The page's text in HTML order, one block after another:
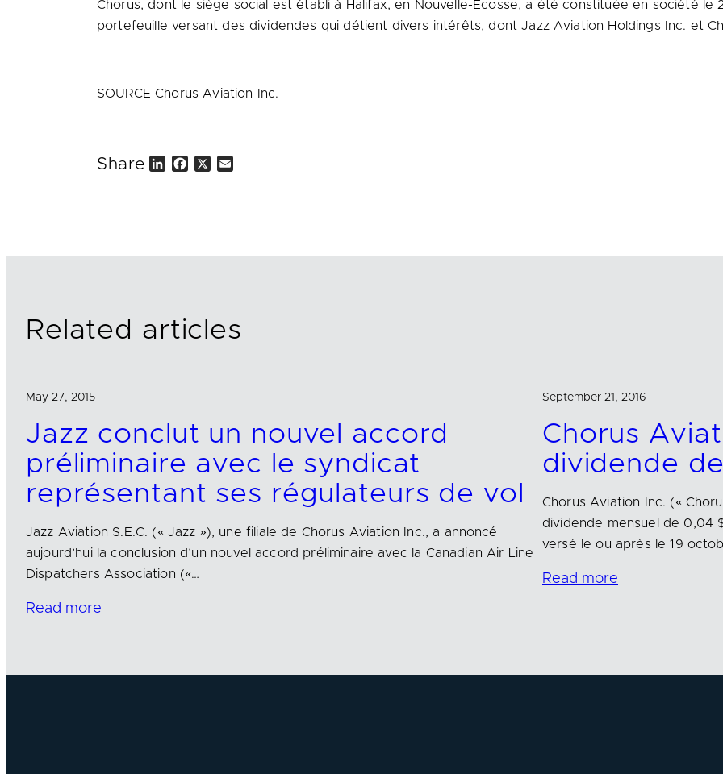
Chorus, dont le siège social est établi à Halifax, en Nouvelle-Écosse, a été constituée en société le
portefeuille versant des dividendes qui détient divers intérêts, dont Jazz Aviation Holdings Inc. et
SOURCE Chorus Aviation Inc.
Share
Related articles
May 27, 2015
Jazz conclut un nouvel accord
préliminaire avec le syndicat
représentant ses régulateurs de vol
Jazz Aviation S.E.C. (« Jazz »), une filiale de Chorus Aviation Inc., a annoncé
aujourd’hui la conclusion d’un nouvel accord préliminaire avec la Canadian Air Line
Dispatchers Association («…
Read more
September 21, 2016
Chorus
dividende
Chorus Aviation Inc. («
dividende mensuel de 0,04
versé le ou après le 19
Read more